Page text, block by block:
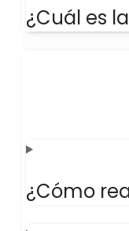
¿Cuál es
¿Cómo